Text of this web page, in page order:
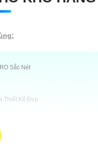
Sắc Nét
Thiết Kế Đẹp